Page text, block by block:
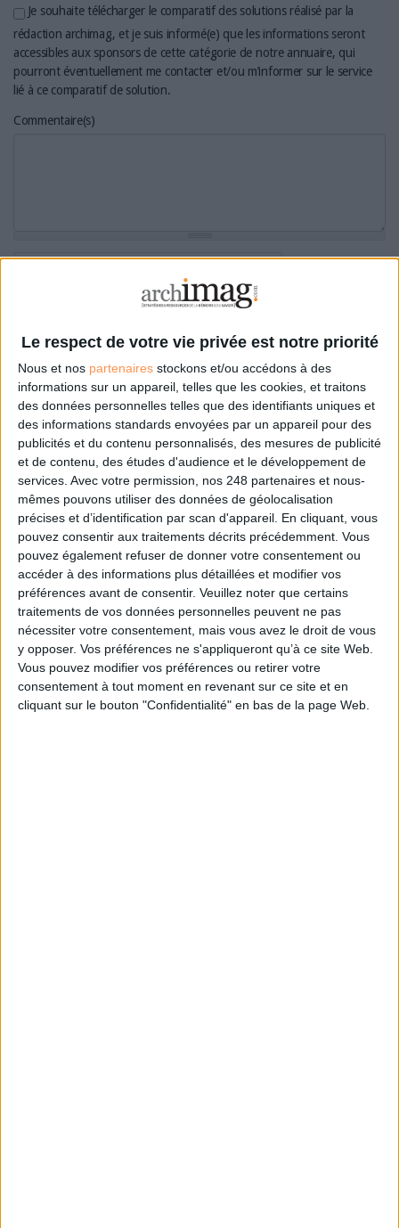
Le respect de votre vie privée est notre priorité
Nous et nos partenaires stockons et/ou accédons à des
informations sur un appareil, telles que les cookies, et traitons
des données personnelles telles que des identifiants uniques et
des informations standards envoyées par un appareil pour des
publicités et du contenu personnalisés, des mesures de publicité
et de contenu, des études d'audience et le développement de
services. Avec votre permission, nos 248 partenaires et nous-
mêmes pouvons utiliser des données de géolocalisation
précises et d’identification par scan d'appareil. En cliquant, vous
pouvez consentir aux traitements décrits précédemment. Vous
pouvez également refuser de donner votre consentement ou
accéder à des informations plus détaillées et modifier vos
préférences avant de consentir. Veuillez noter que certains
traitements de vos données personnelles peuvent ne pas
nécessiter votre consentement, mais vous avez le droit de vous
y opposer. Vos préférences ne s'appliqueront qu’à ce site Web.
Vous pouvez modifier vos préférences ou retirer votre
consentement à tout moment en revenant sur ce site et en
cliquant sur le bouton "Confidentialité" en bas de la page Web.
Je souhaite télécharger le comparatif des solutions réalisé par la
rédaction archimag, et je suis informé(e) que les informations seront
accessibles aux sponsors de cette catégorie de notre annuaire, qui
pourront éventuellement me contacter et/ou m’informer sur le service
lié à ce comparatif de solution.
Commentaire(s)
LE MAG
Numéro 396 : IA et automatisation : vers la fin de la veille?
Abonnez-vous